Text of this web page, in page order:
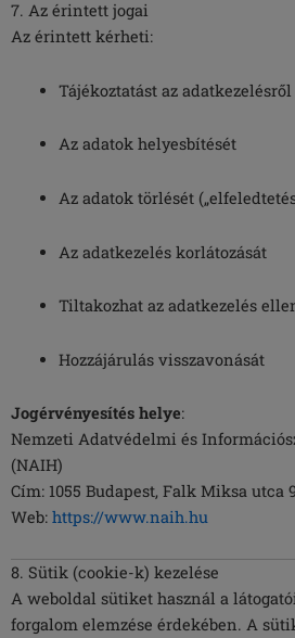
7. Az érintett jogai
Az érintett kérheti:
Tájékoztatást az adatkezelésről
Az adatok helyesbítését
Az adatok törlését
Az adatkezelés korlátozását
Tiltakozhat az adatkezelés
Hozzájárulás visszavonását
Jogérvényesítés helye:
Nemzeti Adatvédelmi és
(NAIH)
Cím: 1055 Budapest, Falk Miksa utca
Web: https://www.naih.hu
8. Sütik (cookie-k) kezelése
A weboldal sütiket használ a
forgalom elemzése érdekében. A